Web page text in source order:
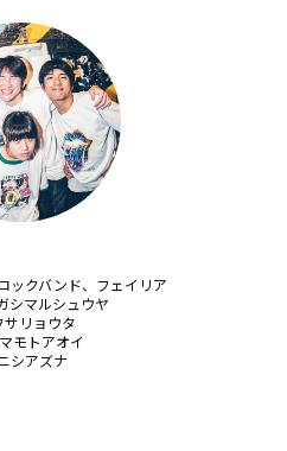
ックバンド、フェイリア
シマルシュウヤ
サリョウタ
モトアオイ
シアズナ